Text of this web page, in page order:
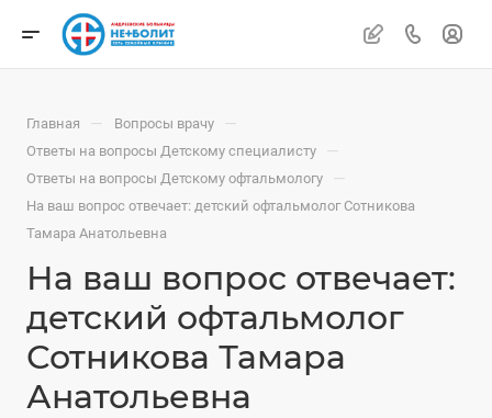
Главная — Вопросы врачу —
Ответы на вопросы Детскому специалисту —
Ответы на вопросы Детскому офтальмологу —
На ваш вопрос отвечает: детский офтальмолог Сотникова
Тамара Анатольевна
На ваш вопрос отвечает:
детский офтальмолог
Сотникова Тамара
Анатольевна